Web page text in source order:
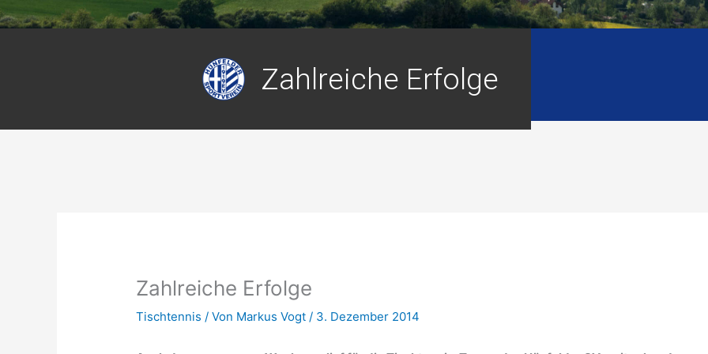
Zahlreiche Erfolge
Zahlreiche Erfolge
Tischtennis / Von Markus Vogt / 3. Dezember 2014